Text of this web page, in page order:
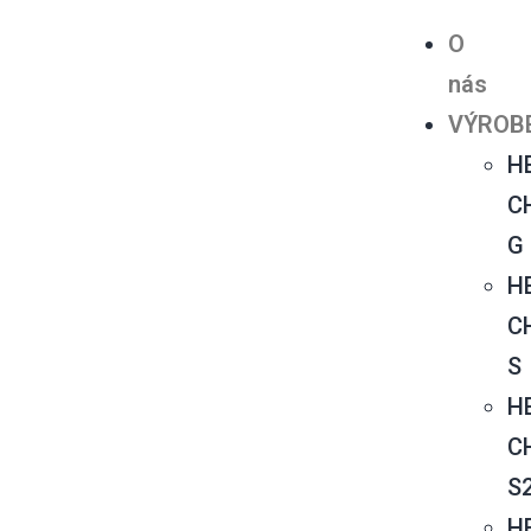
O
nás
G
S